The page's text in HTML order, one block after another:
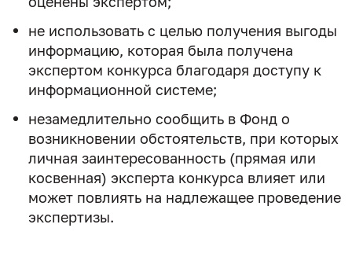
не использовать с целью получения выгоды
информацию, которая была получена
экспертом конкурса благодаря доступу к
информационной системе;
незамедлительно сообщить в Фонд о
возникновении обстоятельств, при которых
личная заинтересованность (прямая или
косвенная) эксперта конкурса влияет или
может повлиять на надлежащее проведение
экспертизы.